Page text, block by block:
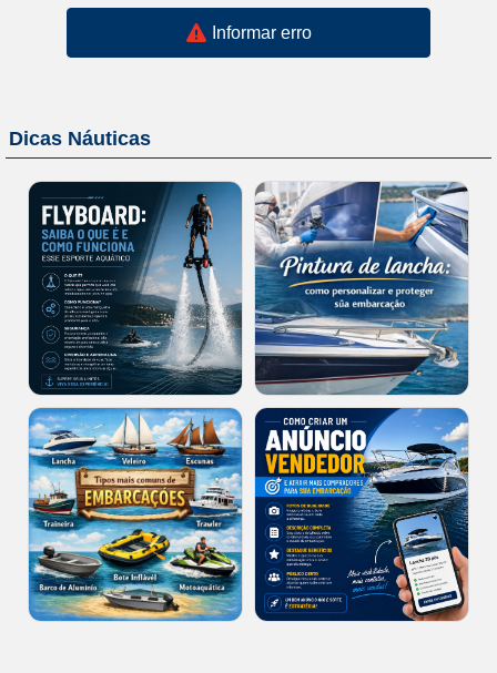
Informar erro
Dicas Náuticas